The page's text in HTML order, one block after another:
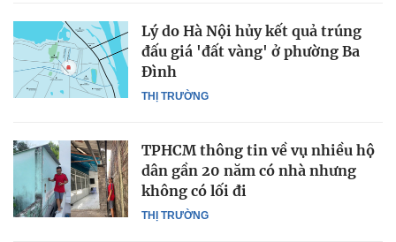
THỊ TRƯỜNG
Lý do Hà Nội hủy kết quả trúng
đấu giá 'đất vàng' ở phường Ba
Đình
THỊ TRƯỜNG
TPHCM thông tin về vụ nhiều hộ
dân gần 20 năm có nhà nhưng
không có lối đi